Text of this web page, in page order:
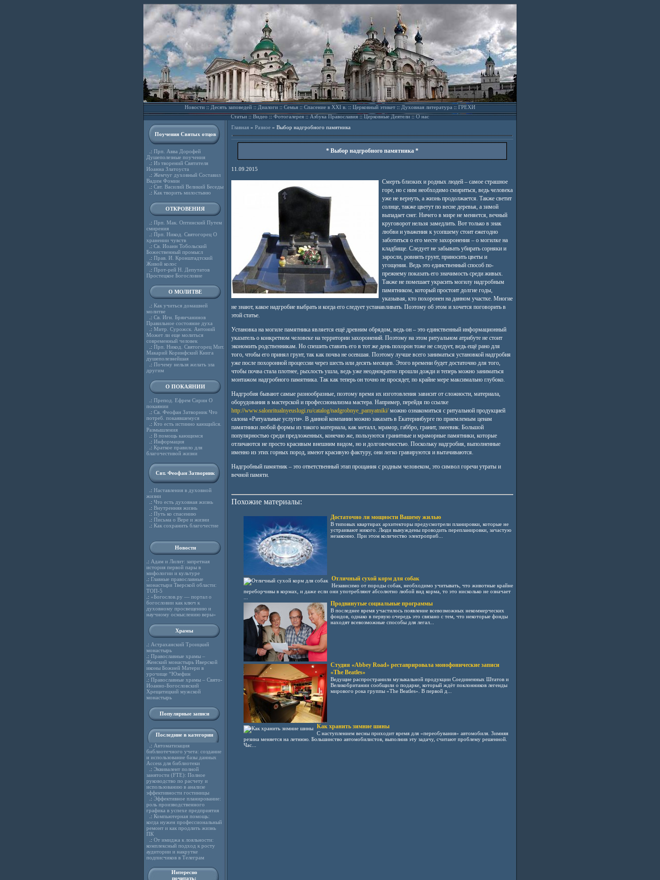
Новости::Десять заповедей::Диалоги::Семья::Спасение в XXI в.::Церковный этикет::Духовная литература::ГРЕХИ
Статьи::Видео ::Фотогалерея::Азбука Православия::Церковные Деятели::О нас
Поучения Святых отцов
.: Прп. Авва Дорофей
Душеполезные поучения
.: Из творений Святителя
Иоанна Златоуста
.: Жемчуг духовный Составил
Вадим Фомин
.: Свт. Василий Великий Беседы
.: Как творить милостыню
ОТКРОВЕНИЯ
.: Прп. Мак. Оптинский Путем
смирения
.: Прп. Никод. Святогорец О
хранении чувств
.: Св. Иоанн Тобольский
Божественный промысл
.: Прав. И. Кронштадтский
Живой колос
.: Прот-рей Н. Депутатов
Простецкое Богословие
О МОЛИТВЕ
.: Как учиться домашней
молитве
.: Св. Игн. Брянчанинов
Правильное состояние духа
.: Митр. Сурожск. Антоний
Может ли еще молиться
современный человек
.: Прп. Никод. Святогорец Мит.
Макарий Коринфский Книга
душеполезнейшая
.: Почему нельзя желать зла
другим
О ПОКАЯНИИ
.: Препод. Ефрем Сирин О
покаянии
.: Св. Феофан Затворник Что
потреб. покаявшемуся
.: Кто есть истинно кающийся.
Размышления
.: В помощь кающимся
.: Информация
.: Краткое правило для
благочестивой жизни
Свт. Феофан Затворник
.: Наставления в духовной
жизни
.: Что есть духовная жизнь
.: Внутренняя жизнь
.: Путь ко спасению
.: Письма о Вере и жизни
.: Как сохранить благочестие
Новости
.: Адам и Лилит: запретная
история первой пары в
мифологии и культуре
.: Главные православные
монастыри Тверской области:
ТОП-5
.: «Богослов.ру — портал о
богословии как ключ к
духовному просвещению и
научному осмыслению веры»
Храмы
.: Астраханский Троицкий
монастырь
.: Православные храмы –
Женский монастырь Иверской
иконы Божией Матери в
урочище “Юзефин
.: Православные храмы – Свято-
Иоанно-Богословский
Хрещатицкий мужской
монастырь
Популярные записи
Последние в категории
.: Автоматизация
библиотечного учета: создание
и использование базы данных
Access для библиотеки
.: Эквивалент полной
занятости (FTE): Полное
руководство по расчету и
использованию в анализе
эффективности гостиницы
.: Эффективное планирование:
роль производственного
графика в успехе предприятия
.: Компьютерная помощь:
когда нужен профессиональный
ремонт и как продлить жизнь
ПК
.: От имиджа к лояльности:
комплексный подход к росту
аудитории и накрутке
подписчиков в Телеграм
Интересно
почитать:
Главная» Разное» Выбор надгробного памятника
* Выбор надгробного памятника *
11.09.2015
Смерть близких и родных людей – самое страшное
горе, но с ним необходимо смириться, ведь человека
уже не вернуть, а жизнь продолжается. Также светит
солнце, также цветут по весне деревья, а зимой
выпадает снег. Ничего в мире не меняется, вечный
круговорот нельзя замедлить. Вот только в знак
любви и уважения к усопшему стоит ежегодно
заботиться о его месте захоронения – о могилке на
кладбище. Следует не забывать убирать сорняки и
заросли, ровнять грунт, приносить цветы и
угощения. Ведь это единственный способ по-
прежнему показать его значимость среди живых.
Также не помешает украсить могилу надгробным
памятником, который простоит долгие годы,
указывая, кто похоронен на данном участке. Многие
не знают, какое надгробие выбрать и когда его следует устанавливать. Поэтому об этом и хочется поговорить в
этой статье.
Установка на могиле памятника является ещё древним обрядом, ведь он – это единственный информационный
указатель о конкретном человеке на территории захоронений. Поэтому на этом ритуальном атрибуте не стоит
экономить родственникам. Но спешить ставить его в тот же день похорон тоже не следует, ведь ещё рано для
того, чтобы его принял грунт, так как почва не осевшая. Поэтому лучше всего заниматься установкой надгробия
уже после похоронной процессии через шесть или десять месяцев. Этого времени будет достаточно для того,
чтобы почва стала плотнее, рыхлость ушла, ведь уже неоднократно прошли дожди и теперь можно заниматься
монтажом надгробного памятника. Так как теперь он точно не просядет, по крайне мере максимально глубоко.
Надгробия бывают самые разнообразные, поэтому время их изготовления зависит от сложности, материала,
оборудования в мастерской и профессионализма мастера. Например, перейдя по ссылке
http://www.salonritualnyeuslugi.ru/catalog/nadgrobnye_pamyatniki/можно ознакомиться с ритуальной продукцией
салона «Ритуальные услуги». В данной компании можно заказать в Екатеринбурге по приемлемым ценам
памятники любой формы из такого материала, как металл, мрамор, габбро, гранит, змеевик. Большой
популярностью среди предложенных, конечно же, пользуются гранитные и мраморные памятники, которые
отличаются не просто красивым внешним видом, но и долговечностью. Поскольку надгробия, выполненные
именно из этих горных пород, имеют красивую фактуру, они легко гравируются и вытачиваются.
Надгробный памятник – это ответственный этап прощания с родным человеком, это символ горечи утраты и
вечной памяти.
Похожие материалы:
Достаточно ли мощности Вашему жилью
В типовых квартирах архитекторы предусмотрели планировки, которые не
устраивают никого. Люди вынуждены проводить перепланировки, зачастую
незаконно. При этом количество электроприб...
Отличный сухой корм для собак
Независимо от породы собак, необходимо учитывать, что животные крайне
переборчивы в кормах, и даже если они употребляют абсолютно любой вид корма, то это нисколько не означает
Продвинутые социальные программы
В последнее время участилось появление всевозможных некоммерческих
фондов, однако в первую очередь это связано с тем, что некоторые фонды
находят всевозможные способы для легал...
Студия «Abbey Road» реставрировала монофонические записи
«The Beatles»
Ведущие распространили музыкальной продукции Соединенных Штатов и
Великобритании сообщили о подарке, который ждёт поклонников легенды
мирового рока группы «The Beatles». В первой д...
Как хранить зимние шины
С наступлением весны приходит время для «переобувания» автомобиля. Зимняя
резина меняется на летнюю. Большинство автомобилистов, выполнив эту задачу, считают проблему решенной.
Час...